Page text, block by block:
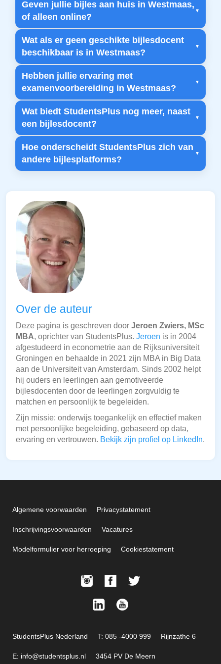
Geven jullie bijles aan huis in Westmaas,
of alleen online?
Wat als er geen geschikte bijlesdocent
beschikbaar is in Westmaas?
Hebben jullie ervaring met
examenvoorbereiding in Westmaas?
Wat biedt StudentsPlus nog meer, naast
een bijlesdocent?
Hoe onderscheidt StudentsPlus zich van
andere bijlesplatforms?
Over de auteur
Deze pagina is geschreven door Jeroen Zwiers, MSc
MBA, oprichter van StudentsPlus. Jeroen is in 2004
afgestudeerd in econometrie aan de Rijksuniversiteit
Groningen en behaalde in 2021 zijn MBA in Big Data
aan de Universiteit van Amsterdam. Sinds 2002 helpt
hij ouders en leerlingen aan gemotiveerde
bijlesdocenten door de leerlingen zorgvuldig te
matchen en persoonlijk te begeleiden.
Zijn missie: onderwijs toegankelijk en effectief maken
met persoonlijke begeleiding, gebaseerd op data,
ervaring en vertrouwen. Bekijk zijn profiel op LinkedIn.
Algemene voorwaarden Privacystatement
Inschrijvingsvoorwaarden Vacatures
Modelformulier voor herroeping Cookiestatement
StudentsPlus Nederland T: 085 -4000 999 Rijnzathe 6
E: info@studentsplus.nl 3454 PV De Meern